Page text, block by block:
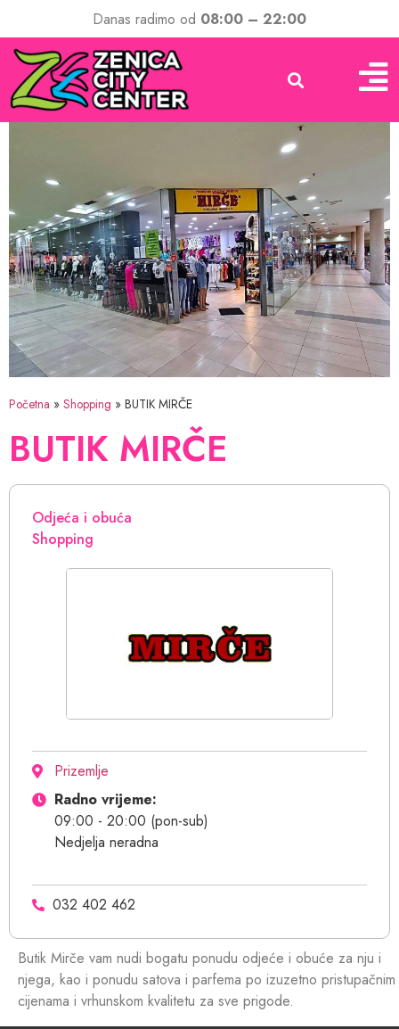
Danas radimo od 08:00 – 22:00
Početna » Shopping » BUTIK MIRČE
BUTIK MIRČE
Odjeća i obuća
Shopping
Prizemlje
Radno vrijeme:
09:00 - 20:00 (pon-sub)
Nedjelja neradna
032 402 462
Butik Mirče vam nudi bogatu ponudu odjeće i obuće za nju i
njega, kao i ponudu satova i parfema po izuzetno pristupačnim
cijenama i vrhunskom kvalitetu za sve prigode.